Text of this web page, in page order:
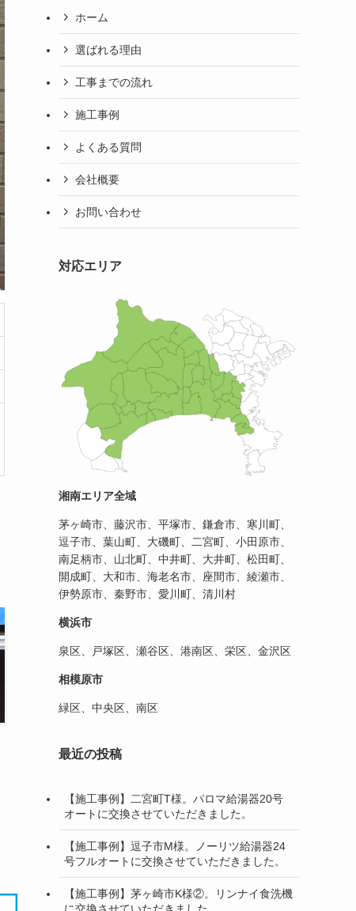
ホーム
選ばれる理由
工事までの流れ
施工事例
よくある質問
会社概要
お問い合わせ
対応エリア
湘南エリア全域
茅ヶ崎市、藤沢市、平塚市、鎌倉市、寒川町、
逗子市、葉山町、大磯町、二宮町、小田原市、
南足柄市、山北町、中井町、大井町、松田町、
開成町、大和市、海老名市、座間市、綾瀬市、
伊勢原市、秦野市、愛川町、清川村
横浜市
泉区、戸塚区、瀬谷区、港南区、栄区、金沢区
相模原市
緑区、中央区、南区
最近の投稿
【施工事例】二宮町T様。パロマ給湯器20号
オートに交換させていただきました。
【施工事例】逗子市M様。ノーリツ給湯器24
号フルオートに交換させていただきました。
【施工事例】茅ヶ崎市K様②。リンナイ食洗機
に交換させていただきました。